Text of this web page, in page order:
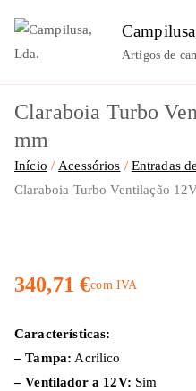
para
conteúdo
Artigos de
Claraboia Turbo
mm
Início Acessórios Entradas
Claraboia Turbo Ventilação
340,71€com IVA
Características:
– Tampa: Acrílico
– Ventilador a 12V: Sim